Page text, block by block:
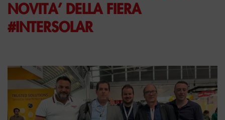
NOVITA’ DELLA FIERA
#INTERSOLAR